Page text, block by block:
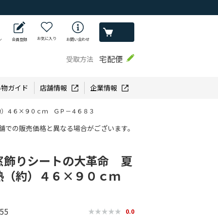
会員登録 お気に入り お問い合わせ
受取方法 宅配便
ガイド 店舗情報 企業情報
４６×９０ｃｍ ＧＰ－４６８３
の販売価格と異なる場合がございます。
りシートの大革命 夏
（約）４６×９０ｃｍ
0.0